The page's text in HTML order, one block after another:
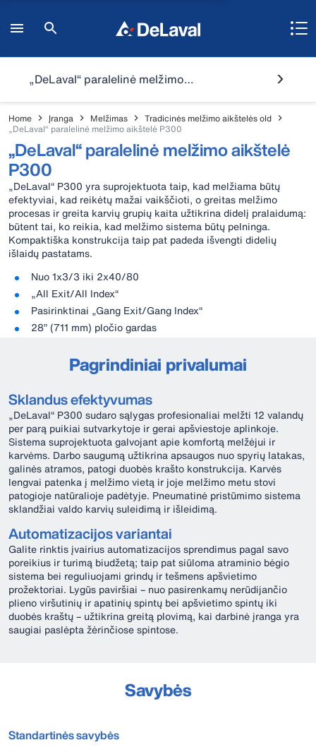
„DeLaval“ paralelinė melžimo aikštelė P300
Home Įranga Melžimas
Tradicinės melžimo aikštelės old
„DeLaval“ paralelinė melžimo aikštelė P300
„DeLaval“ paralelinė melžimo aikštelė
P300
„DeLaval“ P300 yra suprojektuota taip, kad melžiama būtų
efektyviai, kad reikėtų mažai vaikščioti, o greitas melžimo
procesas ir greita karvių grupių kaita užtikrina didelį pralaidumą:
būtent tai, ko reikia, kad melžimo sistema būtų pelninga.
Kompaktiška konstrukcija taip pat padeda išvengti didelių
išlaidų pastatams.
Nuo 1x3/3 iki 2x40/80
„All Exit/All Index“
Pasirinktinai „Gang Exit/Gang Index“
28” (711 mm) pločio gardas
Pagrindiniai privalumai
Sklandus efektyvumas
„DeLaval“ P300 sudaro sąlygas profesionaliai melžti 12 valandų
per parą puikiai sutvarkytoje ir gerai apšviestoje aplinkoje.
Sistema suprojektuota galvojant apie komfortą melžėjui ir
karvėms. Darbo saugumą užtikrina apsaugos nuo spyrių latakas,
galinės atramos, patogi duobės krašto konstrukcija. Karvės
lengvai patenka į melžimo vietą ir joje melžimo metu stovi
patogioje natūralioje padėtyje. Pneumatinė pristūmimo sistema
sklandžiai valdo karvių suleidimą ir išleidimą.
Automatizacijos variantai
Galite rinktis įvairius automatizacijos sprendimus pagal savo
poreikius ir turimą biudžetą; taip pat siūloma atraminio bėgio
sistema bei reguliuojami grindų ir tešmens apšvietimo
prožektoriai. Lygūs paviršiai – nuo pasirenkamų nerūdijančio
plieno viršutinių ir apatinių spintų bei apšvietimo spintų iki
duobės kraštų – užtikrina greitą plovimą, kai darbinė įranga yra
saugiai paslėpta žėrinčiose spintose.
Savybės
Standartinės savybės